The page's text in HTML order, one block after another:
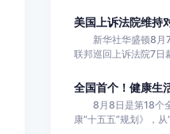
美国上诉法院维持
新华社华盛顿8月7
联邦巡回上诉法院7日
全国首个！健康生
8月8日是第18个全
康“十五五”规划》，